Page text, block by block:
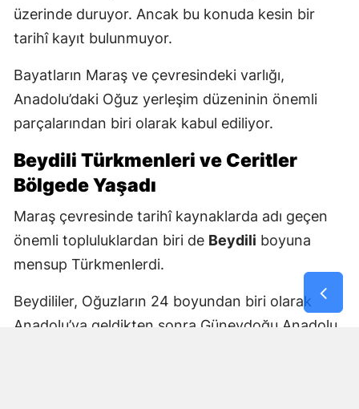
üzerinde duruyor. Ancak bu konuda kesin bir
tarihî kayıt bulunmuyor.
Bayatların Maraş ve çevresindeki varlığı,
Anadolu’daki Oğuz yerleşim düzeninin önemli
parçalarından biri olarak kabul ediliyor.
Beydili Türkmenleri ve Ceritler
Bölgede Yaşadı
Maraş çevresinde tarihî kaynaklarda adı geçen
önemli topluluklardan biri de Beydili boyuna
mensup Türkmenlerdi.
Beydililer, Oğuzların 24 boyundan biri olarak
Anadolu’ya geldikten sonra Güneydoğu Anadolu